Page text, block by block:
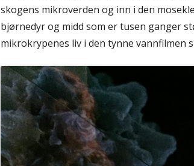
skogens mikroverden og inn i den
bjørnedyr og midd som er tusen ganger
mikrokrypenes liv i den tynne vannfilmen